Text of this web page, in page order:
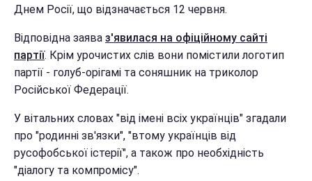
Днем Росії, що відзначається 12 червня.
Відповідна заява з'явилася на офіційному сайті
партії. Крім урочистих слів вони помістили логотип
партії - голуб-орігамі та соняшник на триколор
Російської Федерації.
У вітальних словах "від імені всіх українців" згадали
про "родинні зв'язки", "втому українців від
русофобської істерії", а також про необхідність
"діалогу та компромісу".